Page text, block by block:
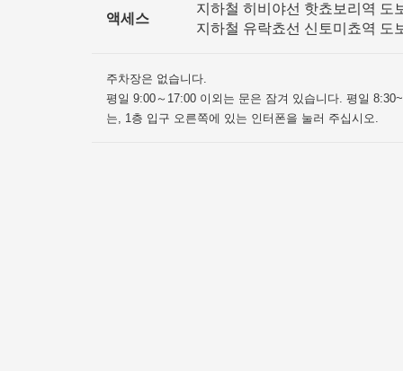
액세스
지하철 히비야선 핫쵸보리역 도
지하철 유락쵸선 신토미쵸역 도
주차장은 없습니다.
평일 9:00～17:00 이외는 문은 잠겨 있습니다. 평일
는, 1층 입구 오른쪽에 있는 인터폰을 눌러 주십시오.